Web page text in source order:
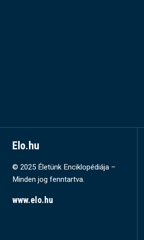
Elo.hu
© 2025 Életünk Enciklopédiája –
Minden jog fenntartva.
www.elo.hu